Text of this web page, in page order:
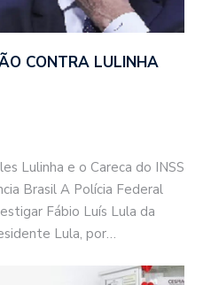
CONTRA LULINHA
Lulinha e o Careca do INSS
Brasil A Polícia Federal
Fábio Luís Lula da
Lula, por…